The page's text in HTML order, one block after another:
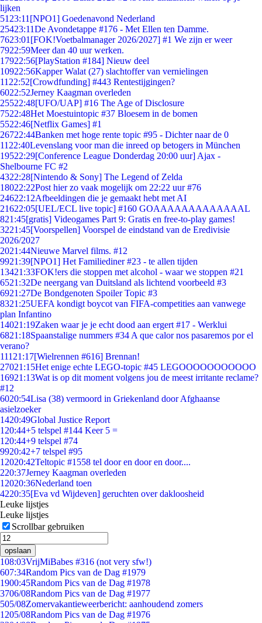
lijken
51 23:11 [NPO1] Goedenavond Nederland
25423:11De Avondetappe #176 - Met Ellen ten Damme.
7623:01 [FOK!Voetbalmanager 2026/2027] #1 We zijn er weer
7922:59Meer dan 40 uur werken.
17922:56[PlayStation #184] Nieuw deel
10922:56Kapper Walat (27) slachtoffer van vernielingen
11 22:52[Crowdfunding] #443 Rentestijgingen?
6022:52Jerney Kaagman overleden
25522:48[UFO/UAP] #16 The Age of Disclosure
7522:48Het Moestuintopic #37 Bloesem in de bomen
5522:46[Netflix Games] #1
26722:44Banken met hoge rente topic #95 - Dichter naar de 0
11 22:40Levenslang voor man die inreed op betogers in München
19522:29[Conference League Donderdag 20:00 uur] Ajax -
Shelbourne FC #2
4322:28[Nintendo & Sony] The Legend of Zelda
18022:22Post hier zo vaak mogelijk om 22:22 uur #76
24622:12Afbeeldingen die je gemaakt hebt met AI
21622:05[UEL/ECL live topic] #160 GOAAAAAAAAAAAAAL
821:45[gratis] Videogames Part 9: Gratis en free-to-play games!
3221:45[Voorspellen] Voorspel de eindstand van de Eredivisie
2026/2027
2021:44Nieuwe Marvel films. #12
9921:39[NPO1] Het Familiediner #23 - te allen tijden
13421:33FOK!ers die stoppen met alcohol - waar we stoppen #21
6521:32De neergang van Duitsland als lichtend voorbeeld #3
6921:27De Bondgenoten Spoiler Topic #3
8321:25UEFA kondigt boycot van FIFA-competities aan vanwege
plan Infantino
14021:19Zaken waar je je echt dood aan ergert #17 - Werklui
6821:18Spaanstalige nummers #34 A que calor nos pasaremos por el
verano?
111 21:17[Wielrennen #616] Brennan!
27021:15Het enige echte LEGO-topic #45 LEGOOOOOOOOOOO
16921:13Wat is op dit moment volgens jou de meest irritante reclame?
#12
6020:54Lisa (38) vermoord in Griekenland door Afghaanse
asielzoeker
1420:49Global Justice Report
1 20:44+5 telspel #144 Keer 5 =
1 20:44+9 telspel #74
9920:42+7 telspel #95
12020:42Teltopic #1558 tel door en door en door....
220:37Jerney Kaagman overleden
12020:36Nederland toen
4220:35[Eva vd Wijdeven] geruchten over dakloosheid
Leuke lijstjes
Leuke lijstjes
Scrollbar gebruiken
opslaan
108:03VrijMiBabes #316 (not very sfw!)
607:34Random Pics van de Dag #1979
1900:45Random Pics van de Dag #1978
3706/08Random Pics van de Dag #1977
505/08Zomervakantieweerbericht: aanhoudend zomers
1205/08Random Pics van de Dag #1976